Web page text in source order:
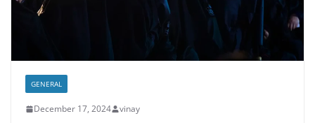
GENERAL
December 17, 2024 vinay